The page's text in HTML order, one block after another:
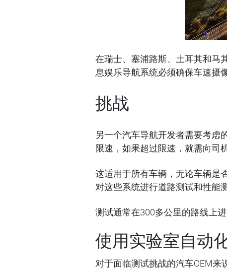
在瑞士、塞浦路斯、土耳其和马
息娱乐导航系统必须确保车速摄
挑战
另一个汽车导航开发者需要考虑
限速，如果超过限速，就需向司
这适用于所有车辆，无论车辆是
对这些系统进行道路测试和性能
测试通常在300多公里的路线上
使用实验室自动
对于面临测试挑战的汽车OEM